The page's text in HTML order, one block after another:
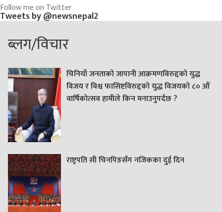
Follow me on Twitter
Tweets by @newsnepal2
ब्लग/विचार
चिनियाँ जनताको जापानी आक्रमणविरुद्दको युद्ध
विजय र विश्व फासिष्टविरुद्दको युद्ध विजयको ८० औं
वार्षिकोत्सव हामीले किन मनाउनुपर्दछ ?
राष्ट्रपति सी चिनपिङसँग नजिकका दुई दिन